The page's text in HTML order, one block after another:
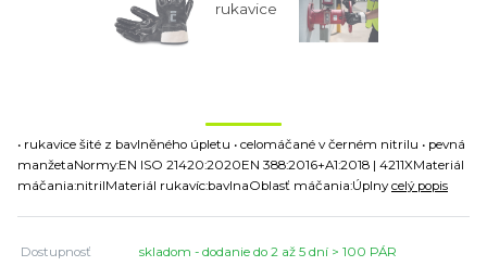
• rukavice šité z bavlněného úpletu • celomáčané v černém nitrilu • pevná
manžetaNormy:EN ISO 21420:2020EN 388:2016+A1:2018 | 4211XMateriál
máčania:nitrilMateriál rukavíc:bavlnaOblasť máčania:Úplnycelý popis
Dostupnosť skladom - dodanie do 2 až 5 dní > 100 PÁR